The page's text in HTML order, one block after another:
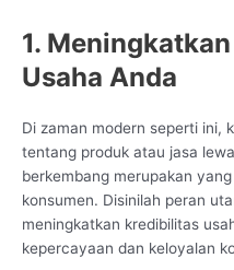
1.
Usaha Anda
Di zaman modern seperti ini,
tentang produk atau jasa
berkembang merupakan
konsumen. Disinilah peran
meningkatkan kredibilitas
kepercayaan dan keloyalan